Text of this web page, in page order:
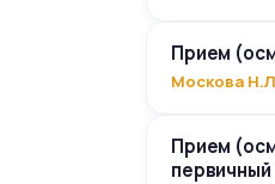
Прием
Москова
Прием
первичный